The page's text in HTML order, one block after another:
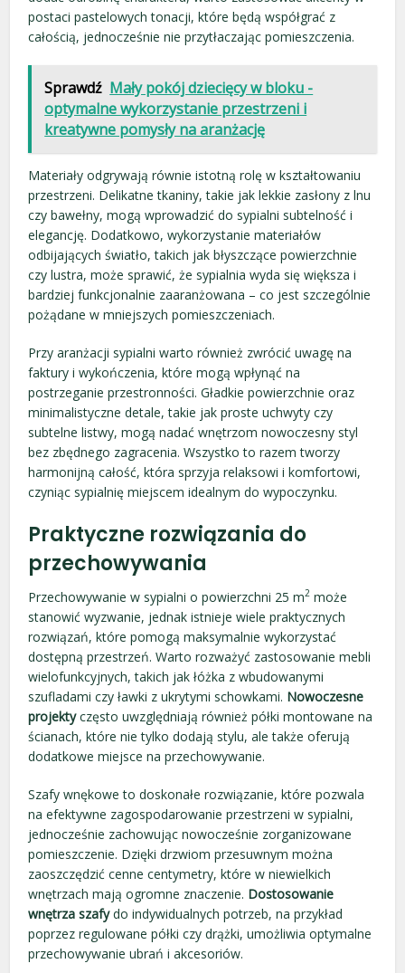
postaci pastelowych tonacji, które będą współgrać z
całością, jednocześnie nie przytłaczając pomieszczenia.
Sprawdź Mały pokój dziecięcy w bloku -
optymalne wykorzystanie przestrzeni i
kreatywne pomysły na aranżację
Materiały odgrywają równie istotną rolę w kształtowaniu
przestrzeni. Delikatne tkaniny, takie jak lekkie zasłony z lnu
czy bawełny, mogą wprowadzić do sypialni subtelność i
elegancję. Dodatkowo, wykorzystanie materiałów
odbijających światło, takich jak błyszczące powierzchnie
czy lustra, może sprawić, że sypialnia wyda się większa i
bardziej funkcjonalnie zaaranżowana – co jest szczególnie
pożądane w mniejszych pomieszczeniach.
Przy aranżacji sypialni warto również zwrócić uwagę na
faktury i wykończenia, które mogą wpłynąć na
postrzeganie przestronności. Gładkie powierzchnie oraz
minimalistyczne detale, takie jak proste uchwyty czy
subtelne listwy, mogą nadać wnętrzom nowoczesny styl
bez zbędnego zagracenia. Wszystko to razem tworzy
harmonijną całość, która sprzyja relaksowi i komfortowi,
czyniąc sypialnię miejscem idealnym do wypoczynku.
Praktyczne rozwiązania do
przechowywania
Przechowywanie w sypialni o powierzchni 25 m2 może
stanowić wyzwanie, jednak istnieje wiele praktycznych
rozwiązań, które pomogą maksymalnie wykorzystać
dostępną przestrzeń. Warto rozważyć zastosowanie mebli
wielofunkcyjnych, takich jak łóżka z wbudowanymi
szufladami czy ławki z ukrytymi schowkami. Nowoczesne
projektyczęsto uwzględniają również półki montowane na
ścianach, które nie tylko dodają stylu, ale także oferują
dodatkowe miejsce na przechowywanie.
Szafy wnękowe to doskonałe rozwiązanie, które pozwala
na efektywne zagospodarowanie przestrzeni w sypialni,
jednocześnie zachowując nowocześnie zorganizowane
pomieszczenie. Dzięki drzwiom przesuwnym można
zaoszczędzić cenne centymetry, które w niewielkich
wnętrzach mają ogromne znaczenie. Dostosowanie
wnętrza szafydo indywidualnych potrzeb, na przykład
poprzez regulowane półki czy drążki, umożliwia optymalne
przechowywanie ubrań i akcesoriów.